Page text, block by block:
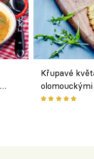
Křupavé
bezlepkový